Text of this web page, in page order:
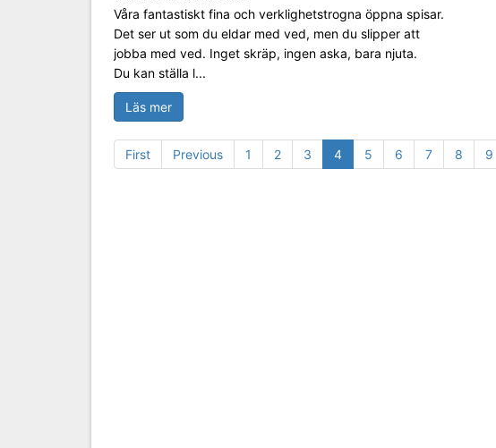
Våra fantastiskt fina och verklighetstrogna öppna spisar.
Det ser ut som du eldar med ved, men du slipper att
jobba med ved. Inget skräp, ingen aska, bara njuta.
Du kan ställa l...
Läs mer
First Previous 1 2 3 4 5 6 7 8 9